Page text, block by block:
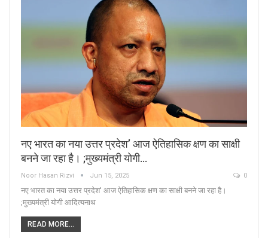
नए भारत का नया उत्तर प्रदेश’ आज ऐतिहासिक क्षण का साक्षी
बनने जा रहा है। ;मुख्यमंत्री योगी…
Noor Hasan Rizvi Jun 15, 2025 0
नए भारत का नया उत्तर प्रदेश' आज ऐतिहासिक क्षण का साक्षी बनने जा रहा है।
;मुख्यमंत्री योगी आदित्यनाथ
READ MORE...